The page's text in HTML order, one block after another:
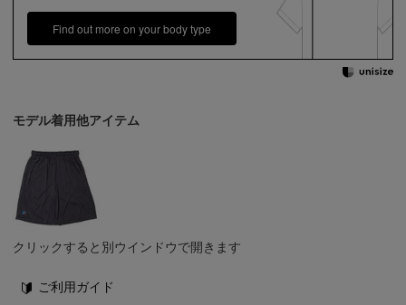
Find out more on your body type
モデル着用他アイテム
クリックすると別ウインドウで開きます
ご利用ガイド